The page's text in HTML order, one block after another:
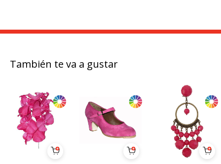
También te va a gustar